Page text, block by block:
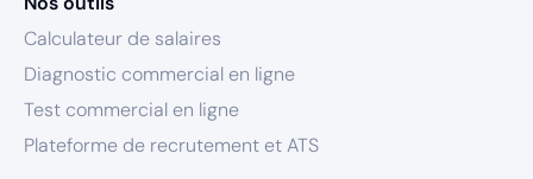
Calculateur de salaires
Diagnostic commercial en ligne
Test commercial en ligne
Plateforme de recrutement et ATS